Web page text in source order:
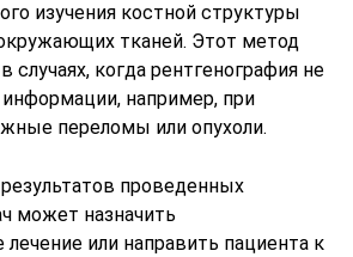
изучения костной структуры
тканей. Этот метод
случаях, когда рентгенография не
например, при
переломы или опухоли.
проведенных
может назначить
или направить пациента к